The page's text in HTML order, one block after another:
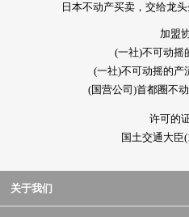
日本不动产买卖，交给龙
加盟
(一社)不可动摇
(一社)不可动摇的产
(国营公司)首都圈不
许可的
国土交通大臣
关于我们